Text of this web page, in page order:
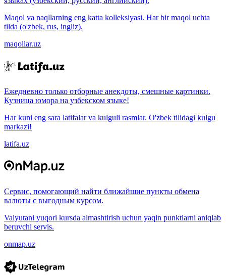
Maqol va naqllarning eng katta kolleksiyasi. Har bir maqol uchta
tilda (o'zbek, rus, ingliz).
maqollar.uz
Ежедневно только отборные анекдоты, смешные картинки.
Кузница юмора на узбекском языке!
Har kuni eng sara latifalar va kulguli rasmlar. O'zbek tilidagi kulgu
markazi!
latifa.uz
Сервис, помогающий найти ближайшие пункты обмена
валюты с выгодным курсом.
Valyutani yuqori kursda almashtirish uchun yaqin punktlarni aniqlab
beruvchi servis.
onmap.uz